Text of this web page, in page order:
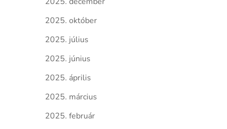
2025. október
2025. július
2025. június
2025. április
2025. március
2025. február